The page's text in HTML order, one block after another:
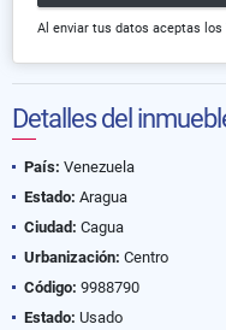
Al enviar tus datos aceptas los
Detalles del
País: Venezuela
Estado: Aragua
Ciudad: Cagua
Urbanización: Centro
Código: 9988790
Estado: Usado